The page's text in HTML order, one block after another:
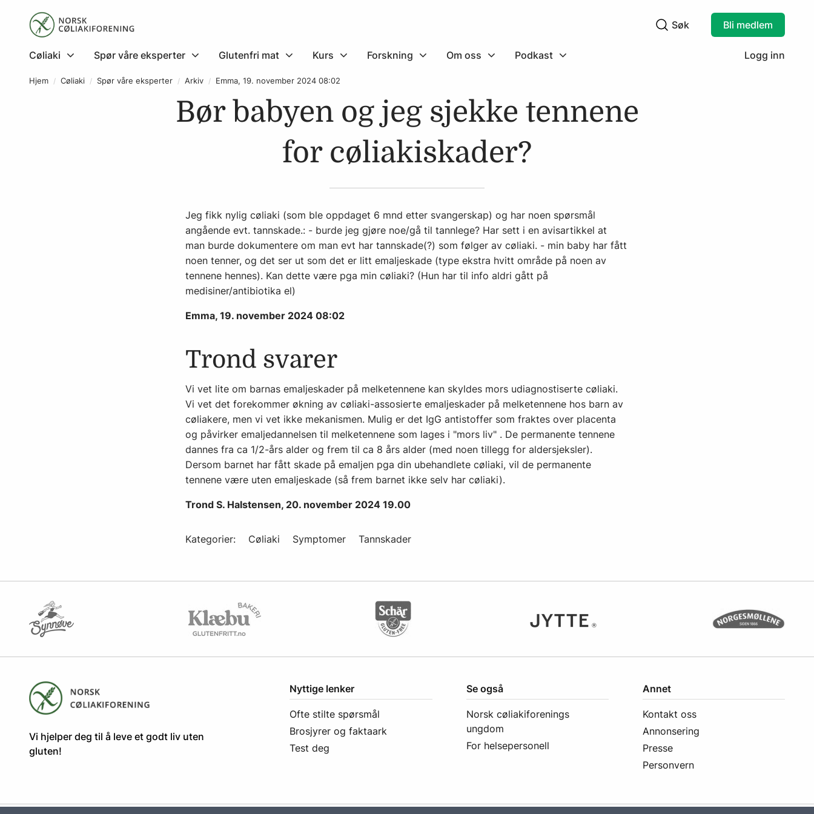
Cøliaki Spør våre eksperter Glutenfri mat Kurs Forskning Om oss Podkast
Søkefelt
Søk Bli medlem
Logg inn
Hjem Cøliaki Spør våre eksperter Arkiv Emma, 19. november 2024 08:02
Bør babyen og jeg sjekke tennene
for cøliakiskader?
Jeg fikk nylig cøliaki (som ble oppdaget 6 mnd etter svangerskap) og har noen spørsmål
angående evt. tannskade.: - burde jeg gjøre noe/gå til tannlege? Har sett i en avisartikkel at
man burde dokumentere om man evt har tannskade(?) som følger av cøliaki. - min baby har fått
noen tenner, og det ser ut som det er litt emaljeskade (type ekstra hvitt område på noen av
tennene hennes). Kan dette være pga min cøliaki? (Hun har til info aldri gått på
medisiner/antibiotika el)
Emma, 19. november 2024 08:02
Trond svarer
Vi vet lite om barnas emaljeskader på melketennene kan skyldes mors udiagnostiserte cøliaki.
Vi vet det forekommer økning av cøliaki-assosierte emaljeskader på melketennene hos barn av
cøliakere, men vi vet ikke mekanismen. Mulig er det IgG antistoffer som fraktes over placenta
og påvirker emaljedannelsen til melketennene som lages i "mors liv" . De permanente tennene
dannes fra ca 1/2-års alder og frem til ca 8 års alder (med noen tillegg for aldersjeksler).
Dersom barnet har fått skade på emaljen pga din ubehandlete cøliaki, vil de permanente
tennene være uten emaljeskade (så frem barnet ikke selv har cøliaki).
Trond S. Halstensen, 20. november 2024 19.00
Kategorier: Cøliaki Symptomer Tannskader
​​​​Vi hjelper deg til å leve et godt liv uten
gluten! ​
Nyttige lenker
Ofte stilte spørsmål
Brosjyrer og faktaark
Test deg
Se også
Norsk cøliakiforenings
ungdom
For helsepersonell
Annet
Kontakt oss
Annonsering
Presse
Personvern